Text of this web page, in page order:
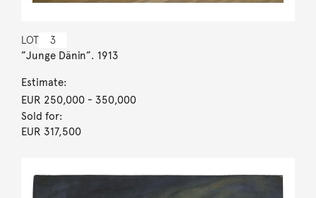
LOT 3
”Junge Dänin”. 1913
Estimate:
EUR 250,000- 350,000
Sold for:
EUR 317,500